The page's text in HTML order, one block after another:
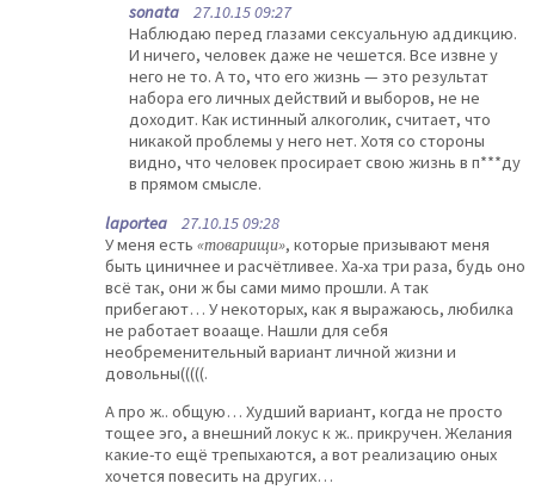
sonata 27.10.15 09:27
Наблюдаю перед глазами сексуальную аддикцию.
И ничего, человек даже не чешется. Все извне у
него не то. А то, что его жизнь — это результат
набора его личных действий и выборов, не не
доходит. Как истинный алкоголик, считает, что
никакой проблемы у него нет. Хотя со стороны
видно, что человек просирает свою жизнь в п***ду
в прямом смысле.
laportea 27.10.15 09:28
У меня есть «товарищи», которые призывают меня
быть циничнее и расчётливее. Ха-ха три раза, будь оно
всё так, они ж бы сами мимо прошли. А так
прибегают… У некоторых, как я выражаюсь, любилка
не работает воааще. Нашли для себя
необременительный вариант личной жизни и
довольны(((((.
А про ж.. общую… Худший вариант, когда не просто
тощее эго, а внешний локус к ж.. прикручен. Желания
какие-то ещё трепыхаются, а вот реализацию оных
хочется повесить на других…